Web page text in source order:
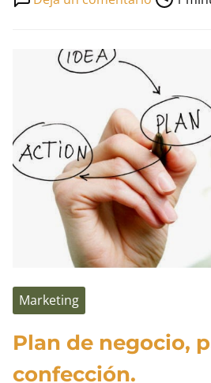
española
más
puntera
Marketing
Plan de negocio,
confección.